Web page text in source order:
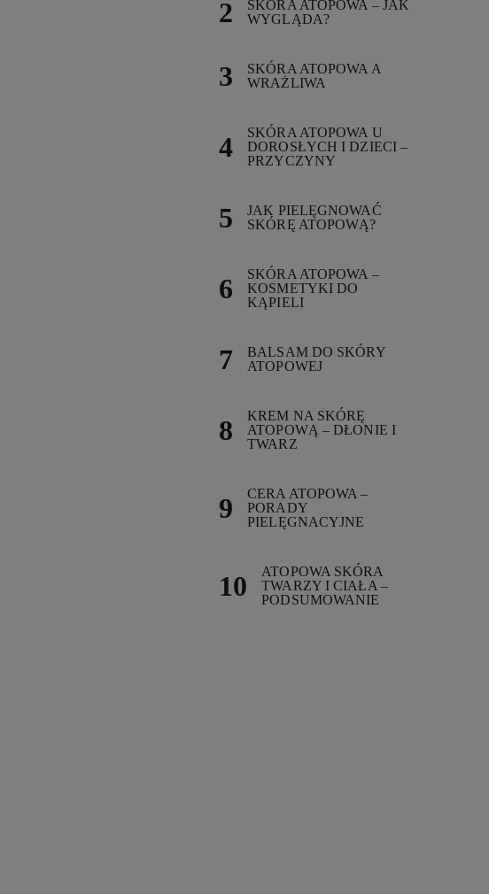
SKÓRA ATOPOWA – JAK
WYGLĄDA?
SKÓRA ATOPOWA A
WRAŻLIWA
SKÓRA ATOPOWA U
DOROSŁYCH I DZIECI –
PRZYCZYNY
JAK PIELĘGNOWAĆ
SKÓRĘ ATOPOWĄ?
SKÓRA ATOPOWA –
KOSMETYKI DO
KĄPIELI
BALSAM DO SKÓRY
ATOPOWEJ
KREM NA SKÓRĘ
ATOPOWĄ – DŁONIE I
TWARZ
CERA ATOPOWA –
PORADY
PIELĘGNACYJNE
ATOPOWA SKÓRA
TWARZY I CIAŁA –
PODSUMOWANIE